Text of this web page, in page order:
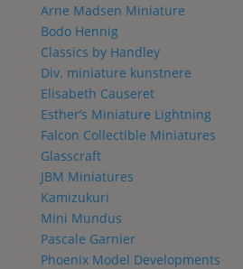
Arne Madsen Miniature
Bodo Hennig
Classics by Handley
Div. miniature kunstnere
Elisabeth Causeret
Esther’s Miniature Lightning
Falcon Collectible Miniatures
Glasscraft
JBM Miniatures
Kamizukuri
Mini Mundus
Pascale Garnier
Phoenix Model Developments